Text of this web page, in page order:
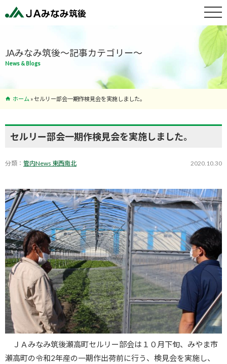
特産物紹介
サービス案
支店･ATM
一覧
JAみなみ筑後～記事カテゴリー～
News & Blogs
ホーム »セルリー部会一期作検見会を実施しました。
セルリー部会一期作検見会を実施しました。
分類： 管内News 東西南北 2020.10.30
ＪＡみなみ筑後瀬高町セルリー部会は１０月下旬、みやま市
瀬高町の令和2年産の一期作出荷前に行う、検見会を実施し、